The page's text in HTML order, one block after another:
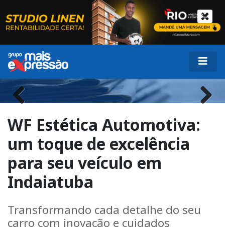
Previous Next
WF Estética Automotiva:
um toque de excelência
para seu veículo em
Indaiatuba